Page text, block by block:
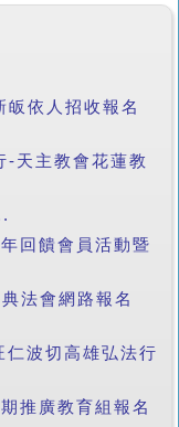
依人招收報名
-天主教會花蓮教
回饋會員活動暨
法會網路報名
波切高雄弘法行
推廣教育組報名